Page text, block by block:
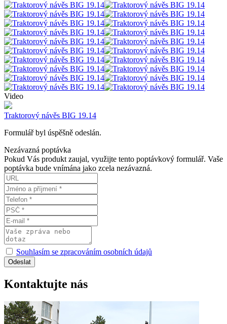
Video
Traktorový návěs BIG 19.14
Formulář byl úspěšně odeslán.
Nezávazná poptávka
Pokud Vás produkt zaujal, využijte tento poptávkový formulář. Vaše
poptávka bude vnímána jako zcela nezávazná.
Souhlasím se zpracováním osobních údajů
Kontaktujte nás